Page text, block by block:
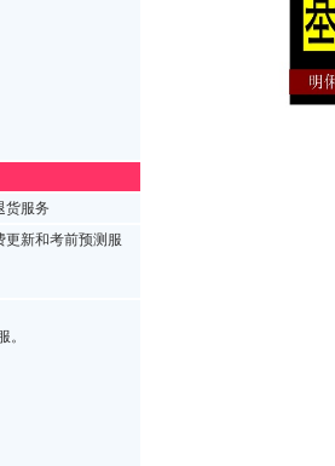
货服务
更新和考前预测服
。